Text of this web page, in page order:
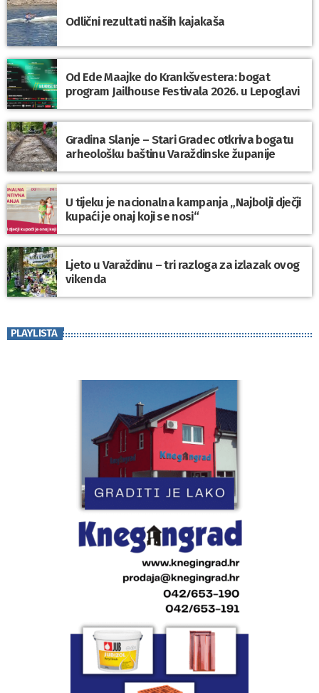
Odlični rezultati naših kajakaša
Od Ede Maajke do Krankšvestera: bogat
program Jailhouse Festivala 2026. u Lepoglavi
Gradina Slanje – Stari Gradec otkriva bogatu
arheološku baštinu Varaždinske županije
U tijeku je nacionalna kampanja „Najbolji dječji
kupaći je onaj koji se nosi“
Ljeto u Varaždinu – tri razloga za izlazak ovog
vikenda
PLAYLISTA